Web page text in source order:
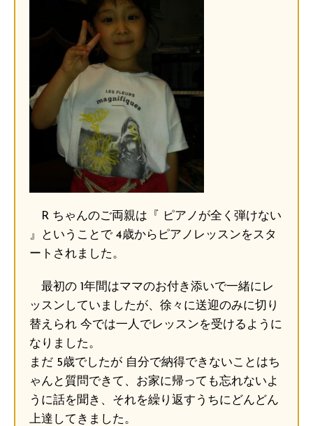
R ちゃんのご両親は『 ピアノが全く弾けない
』ということで 4歳からピアノレッスンをスタ
ートされました。
最初の 1年間はママのお付き添いで一緒にレ
ッスンしていましたが、徐々に送迎のみに切り
替えられ 今では一人でレッスンを受けるように
なりました。
まだ 5歳でしたが 自分で納得できないことはち
ゃんと質問できて、お家に帰っても忘れないよ
うに話を聞き、それを繰り返すうちにどんどん
上達してきました。